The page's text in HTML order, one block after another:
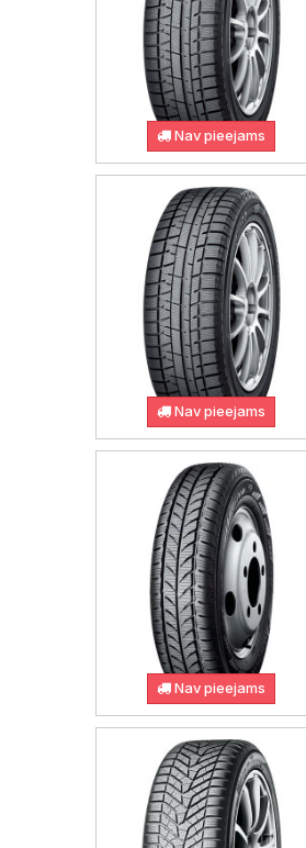
Nav pieejams
Nav pieejams
Nav pieejams